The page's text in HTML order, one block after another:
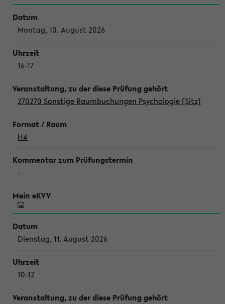
Montag, 10. August 2026
16-17
270270 Sonstige Raumbuchungen Psychologie (Sitz)
H4
-
Dienstag, 11. August 2026
10-12